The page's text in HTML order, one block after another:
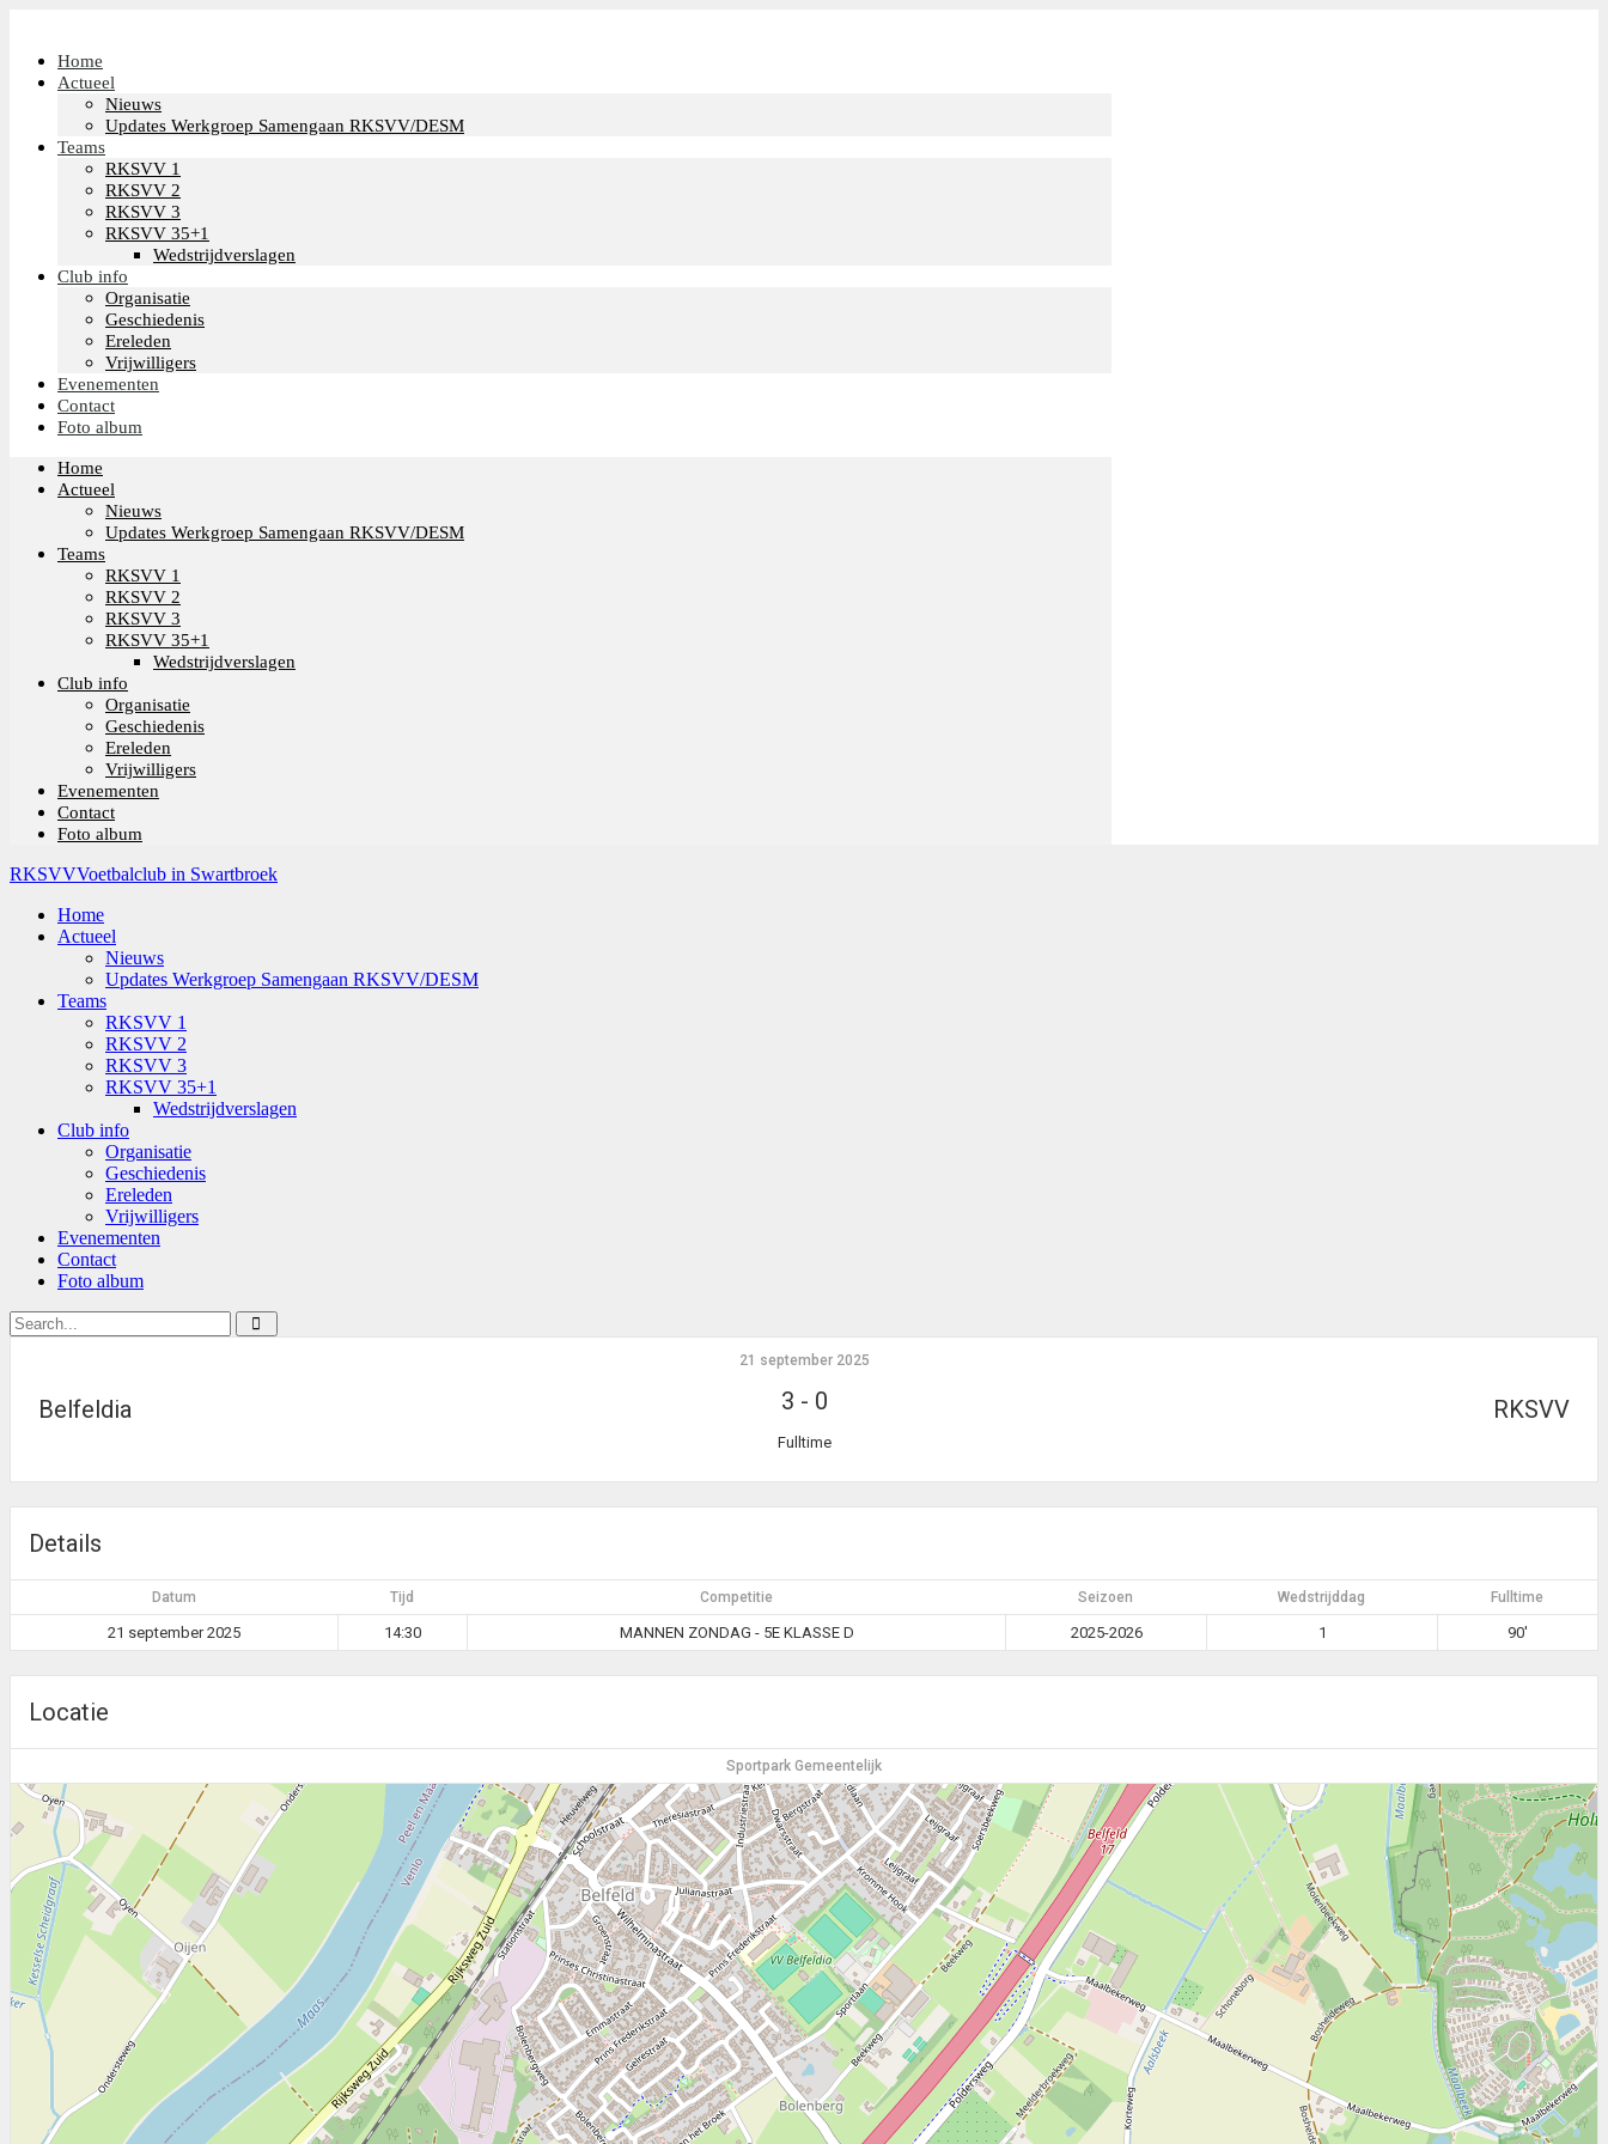
Home
Actueel
Nieuws
Updates Werkgroep Samengaan RKSVV/DESM
Teams
RKSVV 1
RKSVV 2
RKSVV 3
RKSVV 35+1
Wedstrijdverslagen
Club info
Organisatie
Geschiedenis
Ereleden
Vrijwilligers
Evenementen
Contact
Foto album
Home
Actueel
Nieuws
Updates Werkgroep Samengaan RKSVV/DESM
Teams
RKSVV 1
RKSVV 2
RKSVV 3
RKSVV 35+1
Wedstrijdverslagen
Club info
Organisatie
Geschiedenis
Ereleden
Vrijwilligers
Evenementen
Contact
Foto album
RKSVVVoetbalclub in Swartbroek
Home
Actueel
Nieuws
Updates Werkgroep Samengaan RKSVV/DESM
Teams
RKSVV 1
RKSVV 2
RKSVV 3
RKSVV 35+1
Wedstrijdverslagen
Club info
Organisatie
Geschiedenis
Ereleden
Vrijwilligers
Evenementen
Contact
Foto album
Belfeldia RKSVV
21 september 2025
3 - 0
Fulltime
Details
Datum Tijd Competitie Seizoen Wedstrijddag Fulltime
21 september 2025 14:30 MANNEN ZONDAG - 5E KLASSE D 2025-2026 1 90'
Locatie
Sportpark Gemeentelijk